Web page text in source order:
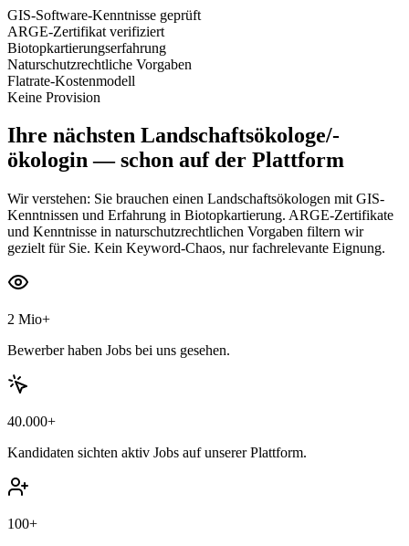
GIS-Software-Kenntnisse geprüft
ARGE-Zertifikat verifiziert
Biotopkartierungserfahrung
Naturschutzrechtliche Vorgaben
Flatrate-Kostenmodell
Keine Provision
Ihre nächsten Landschaftsökologe/-
ökologin— schon auf der Plattform
Wir verstehen: Sie brauchen einen Landschaftsökologen mit GIS-
Kenntnissen und Erfahrung in Biotopkartierung. ARGE-Zertifikate
und Kenntnisse in naturschutzrechtlichen Vorgaben filtern wir
gezielt für Sie. Kein Keyword-Chaos, nur fachrelevante Eignung.
2 Mio+
Bewerber haben Jobs bei uns gesehen.
40.000+
Kandidaten sichten aktiv Jobs auf unserer Plattform.
100+